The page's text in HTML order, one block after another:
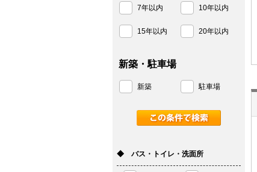
7年以内 10年以内
15年以内 20年以内
新築・駐車場
新築 駐車場
◆ バス・トイレ・洗面所